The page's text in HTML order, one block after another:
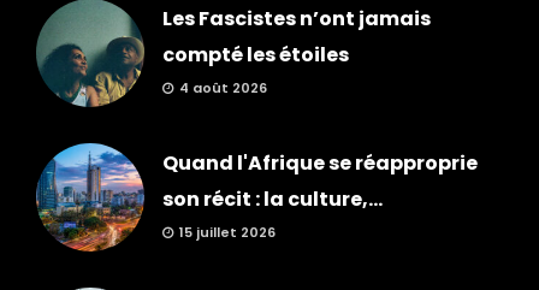
Les Fascistes n’ont jamais
compté les étoiles
4 août 2026
Quand l'Afrique se réapproprie
son récit : la culture,...
15 juillet 2026